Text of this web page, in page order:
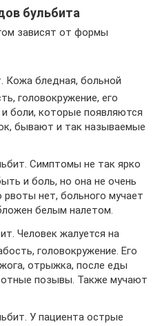
бульбита
зависят от формы
Кожа бледная, больной
головокружение, его
боли, которые появляются
бывают и так называемые
Симптомы не так ярко
и боль, но она не очень
рвоты нет, больного мучает
белым налетом.
Человек жалуется на
головокружение. Его
отрыжка, после еды
позывы. Также мучают
У пациента острые